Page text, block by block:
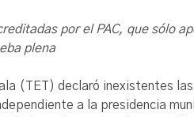
por el PAC, que sólo
plena
(TET) declaró inexistentes
a la presidencia